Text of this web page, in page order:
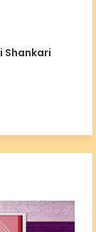
Shankari